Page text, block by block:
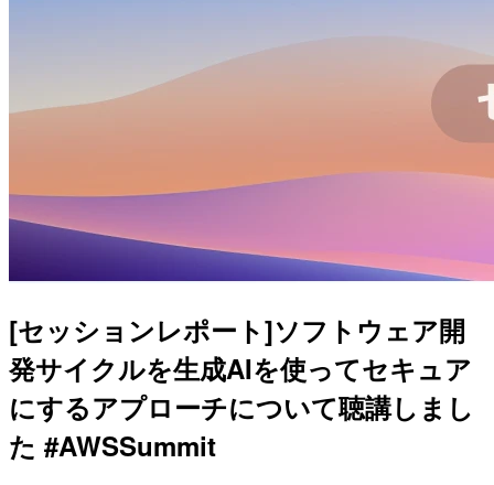
[セッションレポート]ソフトウェア開
発サイクルを生成AIを使ってセキュア
にするアプローチについて聴講しまし
た #AWSSummit